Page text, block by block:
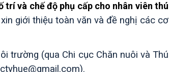
trí và chế độ phụ cấp cho nhân viên thú
giới thiệu toàn văn và đề nghị các cơ
trường (qua Chi cục Chăn nuôi và Thú